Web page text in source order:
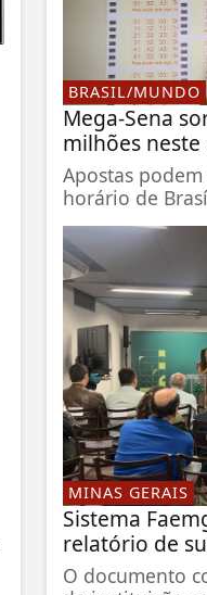
BRASIL/MUNDO
Mega-Sena
milhões neste
Apostas
horário de
MINAS GERAIS
Sistema
relatório de
O documento